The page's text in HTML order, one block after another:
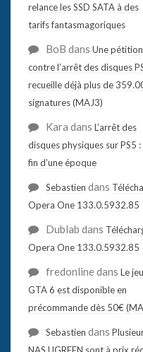
relance les SSD SATA à des
tarifs fantasmagoriques
BoB dans Une pétition
contre l’arrêt des disques
recueille déjà plus de
signatures (MAJ3)
Kara dans L’arrêt des
disques physiques sur PS5 :
fin d’une époque
Sebastien dans
Opera One 133.0.5932.85
Dublab dans
Opera One 133.0.5932.85
fredonlinedans Le jeu
GTA 6 est disponible en
précommande dès 50€
Sebastien dans
NAS UGREEN sont à prix